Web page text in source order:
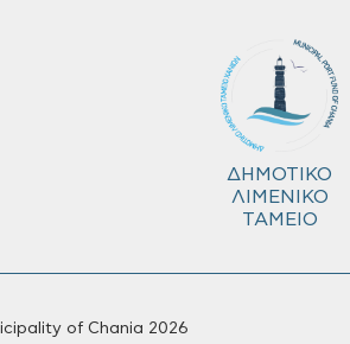
ΔΗΜΟΤΙΚΟ
ΛΙΜΕΝΙΚΟ
ΤΑΜΕΙΟ
of Chania 2026